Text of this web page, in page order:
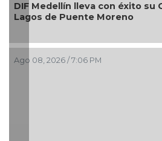
lleva con éxito su
de Puente Moreno
2026 / 7:06 PM